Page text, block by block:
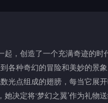
，创造了一个充满奇迹的
各种奇幻的冒险和美妙的
光点组成的翅膀，每当它展
决定将‘梦幻之翼’作为礼物